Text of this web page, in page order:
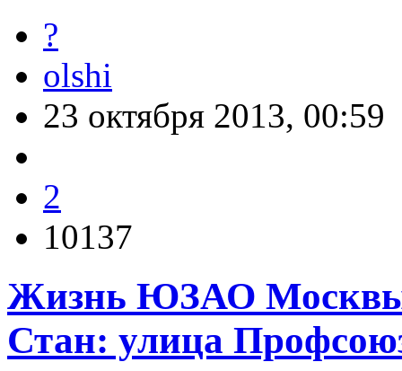
?
olshi
23 октября 2013, 00:59
2
10137
Жизнь ЮЗАО
Стан: улица